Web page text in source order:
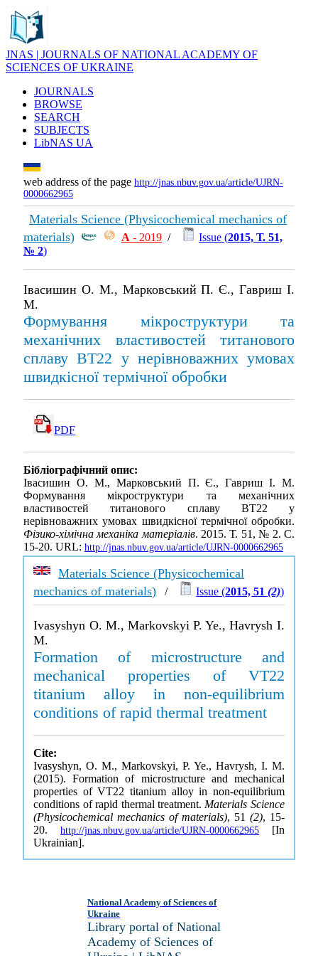
JNAS | JOURNALS OF NATIONAL ACADEMY OF
SCIENCES OF UKRAINE
JOURNALS
BROWSE
SEARCH
SUBJECTS
LibNAS UA
web address of the page http://jnas.nbuv.gov.ua/article/UJRN-
0000662965
Materials Science (Physicochemical mechanics of
materials)
А - 2019 / Issue (2015, Т. 51,
№ 2)
Івасишин О. М., Марковський П. Є., Гавриш І.
М.
Формування мікроструктури та
механічних властивостей титанового
сплаву ВТ22 у нерівноважних умовах
швидкісної термічної обробки
PDF
Бібліографічний опис:
Івасишин О. М., Марковський П. Є., Гавриш І. М.
Формування мікроструктури та механічних
властивостей титанового сплаву ВТ22 у
нерівноважних умовах швидкісної термічної обробки.
Фізико-хімічна механіка матеріалів. 2015. Т. 51, № 2. С.
15-20. URL: http://jnas.nbuv.gov.ua/article/UJRN-0000662965
Materials Science (Physicochemical
mechanics of materials) / Issue (2015, 51(2))
Ivasyshyn O. M., Markovskyi P. Ye., Havrysh I.
M.
Formation of microstructure and
mechanical properties of VT22
titanium alloy in non-equilibrium
conditions of rapid thermal treatment
Cite:
Ivasyshyn, O. M., Markovskyi, P. Ye., Havrysh, I. M.
(2015). Formation of microstructure and mechanical
properties of VT22 titanium alloy in non-equilibrium
conditions of rapid thermal treatment. Materials Science
(Physicochemical mechanics of materials), 51 (2), 15-
20. http://jnas.nbuv.gov.ua/article/UJRN-0000662965 [In
Ukrainian].
National Academy of Sciences of
Ukraine
Library portal of National
Academy of Sciences of